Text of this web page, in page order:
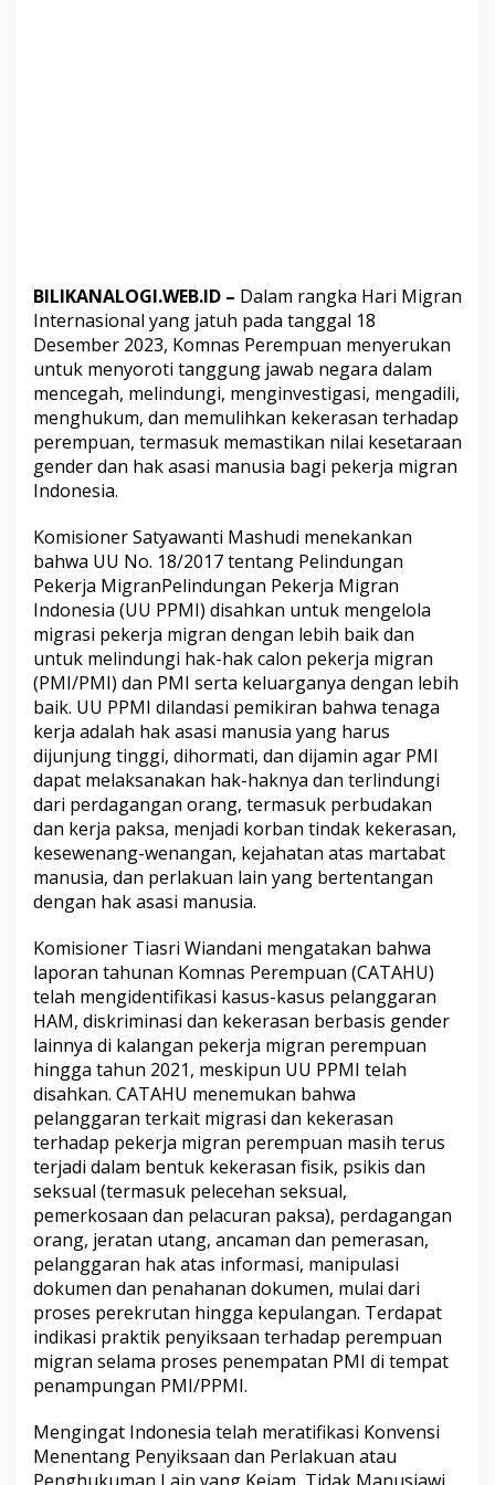
BILIKANALOGI.WEB.ID – Dalam rangka Hari Migran
Internasional yang jatuh pada tanggal 18
Desember 2023, Komnas Perempuan menyerukan
untuk menyoroti tanggung jawab negara dalam
mencegah, melindungi, menginvestigasi, mengadili,
menghukum, dan memulihkan kekerasan terhadap
perempuan, termasuk memastikan nilai kesetaraan
gender dan hak asasi manusia bagi pekerja migran
Indonesia.
Komisioner Satyawanti Mashudi menekankan
bahwa UU No. 18/2017 tentang Pelindungan
Pekerja MigranPelindungan Pekerja Migran
Indonesia (UU PPMI) disahkan untuk mengelola
migrasi pekerja migran dengan lebih baik dan
untuk melindungi hak-hak calon pekerja migran
(PMI/PMI) dan PMI serta keluarganya dengan lebih
baik. UU PPMI dilandasi pemikiran bahwa tenaga
kerja adalah hak asasi manusia yang harus
dijunjung tinggi, dihormati, dan dijamin agar PMI
dapat melaksanakan hak-haknya dan terlindungi
dari perdagangan orang, termasuk perbudakan
dan kerja paksa, menjadi korban tindak kekerasan,
kesewenang-wenangan, kejahatan atas martabat
manusia, dan perlakuan lain yang bertentangan
dengan hak asasi manusia.
Komisioner Tiasri Wiandani mengatakan bahwa
laporan tahunan Komnas Perempuan (CATAHU)
telah mengidentifikasi kasus-kasus pelanggaran
HAM, diskriminasi dan kekerasan berbasis gender
lainnya di kalangan pekerja migran perempuan
hingga tahun 2021, meskipun UU PPMI telah
disahkan. CATAHU menemukan bahwa
pelanggaran terkait migrasi dan kekerasan
terhadap pekerja migran perempuan masih terus
terjadi dalam bentuk kekerasan fisik, psikis dan
seksual (termasuk pelecehan seksual,
pemerkosaan dan pelacuran paksa), perdagangan
orang, jeratan utang, ancaman dan pemerasan,
pelanggaran hak atas informasi, manipulasi
dokumen dan penahanan dokumen, mulai dari
proses perekrutan hingga kepulangan. Terdapat
indikasi praktik penyiksaan terhadap perempuan
migran selama proses penempatan PMI di tempat
penampungan PMI/PPMI.
Mengingat Indonesia telah meratifikasi Konvensi
Menentang Penyiksaan dan Perlakuan atau